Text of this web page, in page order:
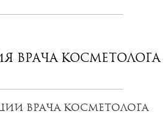
врача косметолога
врача косметолога